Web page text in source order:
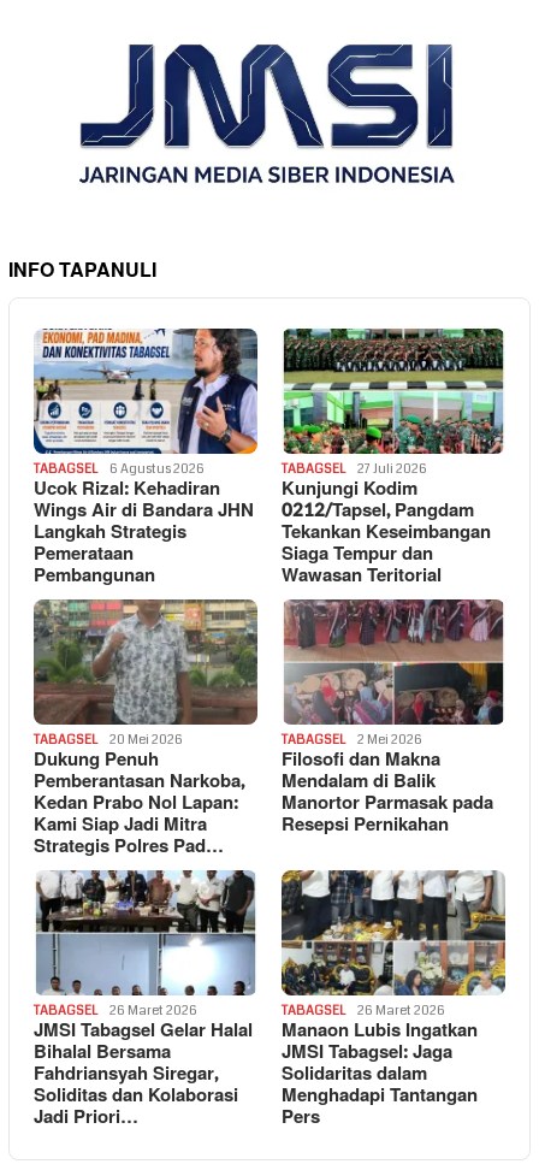
INFO TAPANULI
TABAGSEL 6 Agustus 2026
Ucok Rizal: Kehadiran
Wings Air di Bandara JHN
Langkah Strategis
Pemerataan
Pembangunan
TABAGSEL 27 Juli 2026
Kunjungi Kodim
0212/Tapsel, Pangdam
Tekankan Keseimbangan
Siaga Tempur dan
Wawasan Teritorial
TABAGSEL 20 Mei 2026
Dukung Penuh
Pemberantasan Narkoba,
Kedan Prabo Nol Lapan:
Kami Siap Jadi Mitra
Strategis Polres Pad…
TABAGSEL 2 Mei 2026
Filosofi dan Makna
Mendalam di Balik
Manortor Parmasak pada
Resepsi Pernikahan
TABAGSEL 26 Maret 2026
JMSI Tabagsel Gelar Halal
Bihalal Bersama
Fahdriansyah Siregar,
Soliditas dan Kolaborasi
Jadi Priori…
TABAGSEL 26 Maret 2026
Manaon Lubis Ingatkan
JMSI Tabagsel: Jaga
Solidaritas dalam
Menghadapi Tantangan
Pers